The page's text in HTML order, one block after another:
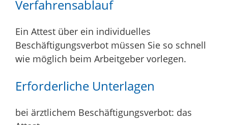
Verfahrensablauf
Ein Attest über ein individuelles
Beschäftigungsverbot müssen Sie so schnell
wie möglich beim Arbeitgeber vorlegen.
Erforderliche Unterlagen
bei ärztlichem Beschäftigungsverbot: das